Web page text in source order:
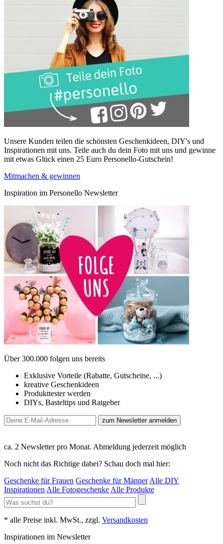
Unsere Kunden teilen die schönsten Geschenkideen, DIY's und
Inspirationen mit uns. Teile auch du dein Foto mit uns und gewinne
mit etwas Glück einen 25 Euro Personello-Gutschein!
Mitmachen & gewinnen
Inspiration im Personello Newsletter
Über 300.000 folgen uns bereits
Exklusive Vorteile (Rabatte, Gutscheine, ...)
kreative Geschenkideen
Produkttester werden
DIYs, Basteltips und Ratgeber
zum Newsletter anmelden
ca. 2 Newsletter pro Monat. Abmeldung jederzeit möglich
Noch nicht das Richtige dabei? Schau doch mal hier:
Geschenke für Frauen Geschenke für Männer Alle DIY
Inspirationen Alle Fotogeschenke Alle Produkte
* alle Preise inkl. MwSt., zzgl. Versandkosten
Inspirationen im Newsletter